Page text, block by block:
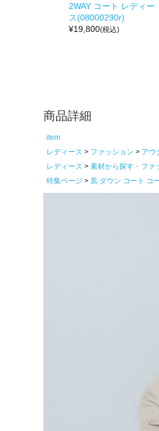
2WAY コート レディー
ス(08000290r)
¥19,800(税込)
商品詳細
item
レディース
ファッション アウ
レディース
素材から探す・ファ
特集ページ
黒 ダウン コート コ